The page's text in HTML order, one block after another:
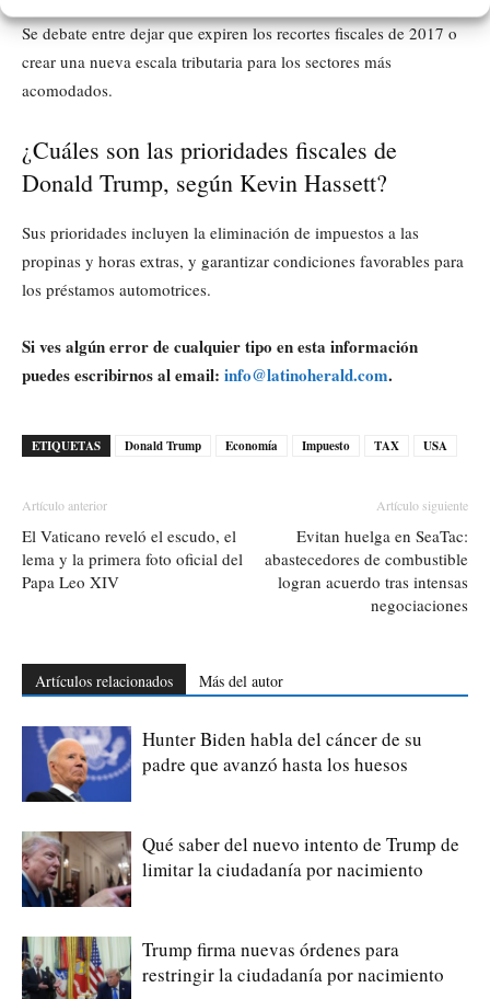
Se debate entre dejar que expiren los recortes fiscales de 2017 o
crear una nueva escala tributaria para los sectores más
acomodados.
¿Cuáles son las prioridades fiscales de
Donald Trump, según Kevin Hassett?
Sus prioridades incluyen la eliminación de impuestos a las
propinas y horas extras, y garantizar condiciones favorables para
los préstamos automotrices.
Si ves algún error de cualquier tipo en esta información
puedes escribirnos al email: info@latinoherald.com.
ETIQUETAS Donald Trump Economía Impuesto TAX USA
Artículo anterior
El Vaticano reveló el escudo, el
lema y la primera foto oficial del
Papa Leo XIV
Artículo siguiente
Evitan huelga en SeaTac:
abastecedores de combustible
logran acuerdo tras intensas
negociaciones
Artículos relacionados Más del autor
Hunter Biden habla del cáncer de su
padre que avanzó hasta los huesos
Qué saber del nuevo intento de Trump de
limitar la ciudadanía por nacimiento
Trump firma nuevas órdenes para
restringir la ciudadanía por nacimiento